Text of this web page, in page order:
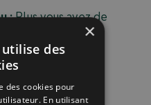
:Plus vous avez de
précis.
équipes :
« au feeling ». Les
sur les
×
utilise des
des cookies pour
En utilisant